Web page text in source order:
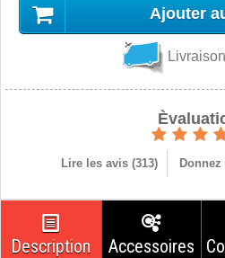
Ajouter
Lire les avis (313)
Description Accessoires